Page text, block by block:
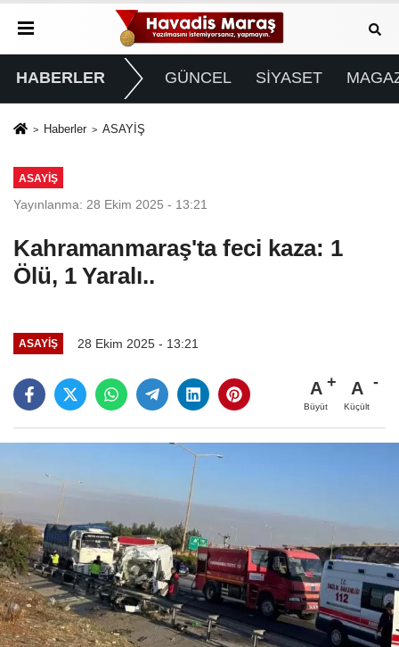
HABERLER GÜNCEL SİYASET
Haberler ASAYİŞ
ASAYİŞ
Yayınlanma: 28 Ekim 2025 - 13:21
Kahramanmaraş'ta feci kaza: 1
Ölü, 1 Yaralı..
ASAYİŞ 28 Ekim 2025 - 13:21
A
Büyüt
A
Küçült